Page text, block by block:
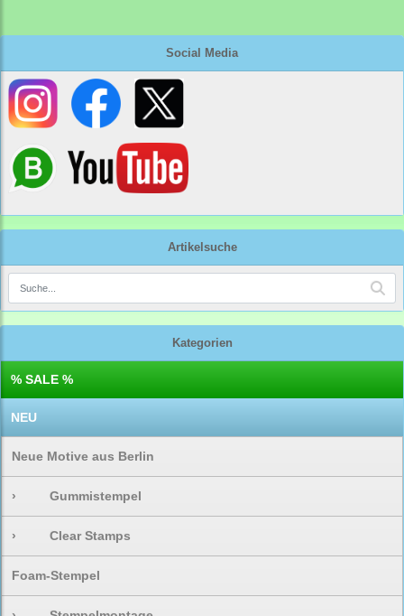
Social Media
Artikelsuche
Kategorien
% SALE %
NEU
Neue Motive aus Berlin
› Gummistempel
› Clear Stamps
Foam-Stempel